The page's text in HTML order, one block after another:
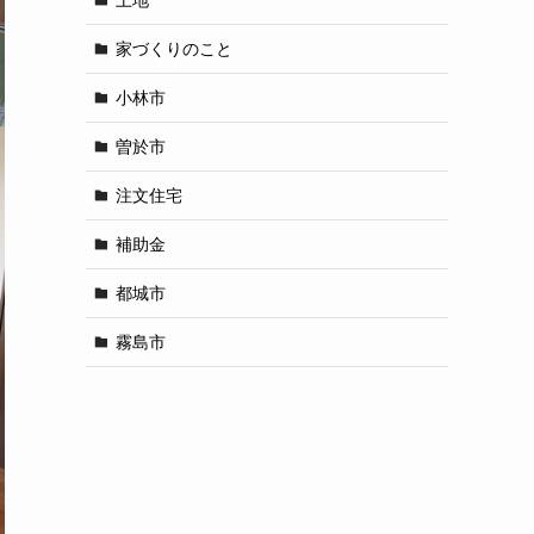
家づくりのこと
小林市
曽於市
注文住宅
補助金
都城市
霧島市